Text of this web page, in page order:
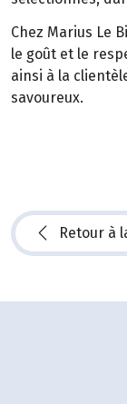
Chez Marius Le
le goût et le
ainsi à la
savoureux.
Retour à